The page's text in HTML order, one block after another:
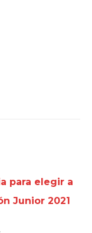
para elegir a
Junior 2021